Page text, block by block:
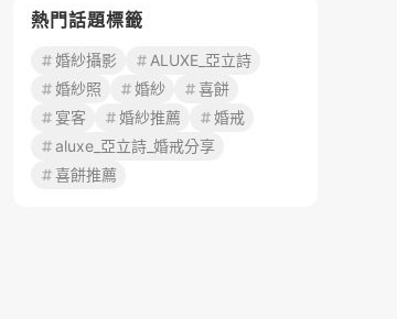
熱門話題標籤
婚紗攝影
ALUXE_亞立詩
婚紗照
婚紗
喜餅
宴客
婚紗推薦
婚戒
aluxe_亞立詩_婚戒分享
喜餅推薦